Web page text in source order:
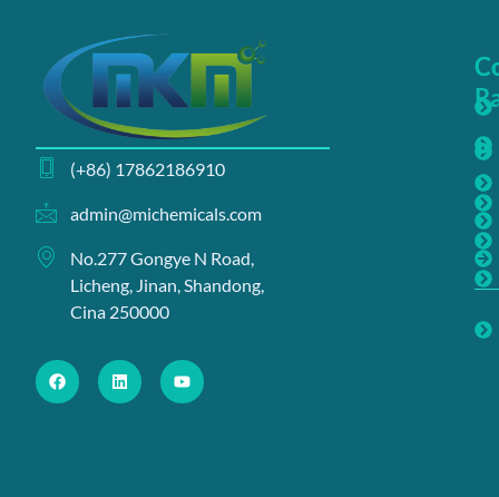
(+86) 17862186910
admin@michemicals.com
No.277 Gongye N Road,
Licheng, Jinan, Shandong,
Cina 250000